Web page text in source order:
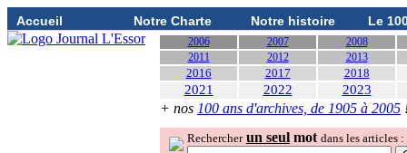
Accueil Notre Charte Notre histoire Le
2006 2007
2008
2011
2012 2013
2016 2017 2018
2021 2022 2023
+ nos 100 ans d'archives, de 1905 à 2005
Rechercher un seul mot dans les articles :